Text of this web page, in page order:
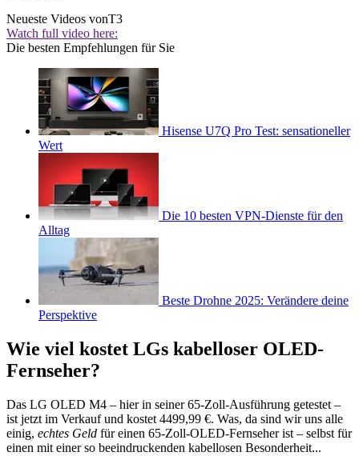
Neueste Videos vonT3
Watch full video here:
Die besten Empfehlungen für Sie
Hisense U7Q Pro Test: sensationeller
Wert
Die 10 besten VPN-Dienste für den
Alltag
Beste Drohne 2025: Verändere deine
Perspektive
Wie viel kostet LGs kabelloser OLED-
Fernseher?
Das LG OLED M4 – hier in seiner 65-Zoll-Ausführung getestet –
ist jetzt im Verkauf und kostet 4499,99 €. Was, da sind wir uns alle
einig, echtes Geld für einen 65-Zoll-OLED-Fernseher ist – selbst für
einen mit einer so beeindruckenden kabellosen Besonderheit...